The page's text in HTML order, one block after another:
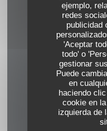
ejemplo,
redes
publicidad
'Aceptar
todo' o
gestionar
Puede
en
haciendo
cookie en
izquierda de
Amex, Pago móvil,
American
Horario
Lun